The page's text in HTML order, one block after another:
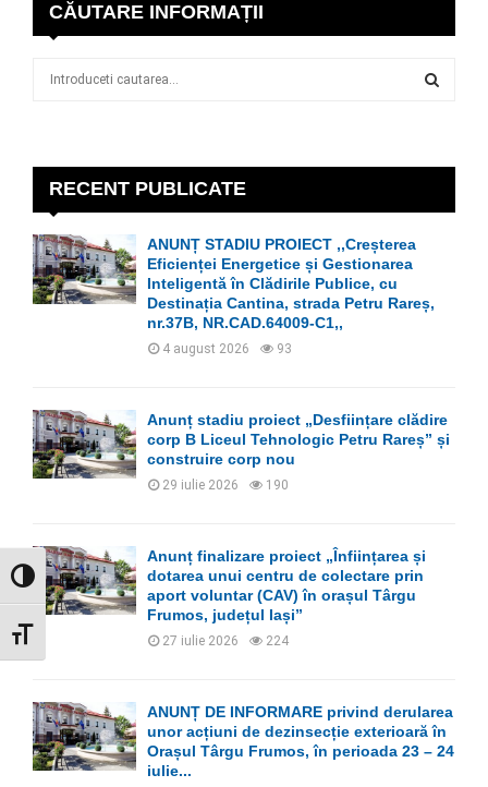
GLISOR NIVEL CONTRAST
GLISOR MĂRIME FONT
CĂUTARE INFORMAȚII
r
:
E
A
C
RECENT PUBLICATE
ANUNȚ STADIU PROIECT ,,Creșterea
Eficienței Energetice și Gestionarea
Inteligentă în Clădirile Publice, cu
Destinația Cantina, strada Petru Rareș,
nr.37B, NR.CAD.64009-C1,,
4 august 2026 93
Anunț stadiu proiect „Desființare clădire
corp B Liceul Tehnologic Petru Rareș” și
construire corp nou
29 iulie 2026 190
Anunț finalizare proiect „Înființarea și
dotarea unui centru de colectare prin
aport voluntar (CAV) în orașul Târgu
Frumos, județul Iași”
27 iulie 2026 224
ANUNȚ DE INFORMARE privind derularea
unor acțiuni de dezinsecție exterioară în
Orașul Târgu Frumos, în perioada 23 – 24
iulie...